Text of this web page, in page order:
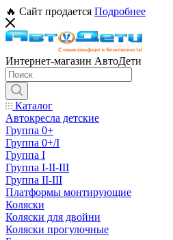
🔥 Сайт продается Подробнее
Интернет-магазин АвтоДети
Каталог
Автокресла детские
Группа 0+
Группа 0+/I
Группа I
Группа I-II-III
Группа II-III
Платформы монтирующие
Коляски
Коляски для двойни
Коляски прогулочные